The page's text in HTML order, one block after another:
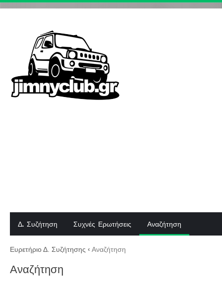
Δ. Συζήτηση Συχνές Ερωτήσεις Αναζήτηση
Ευρετήριο Δ. Συζήτησης ‹ Αναζήτηση
Αναζήτηση